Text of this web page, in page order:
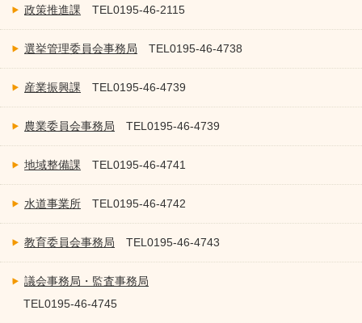
政策推進課 TEL0195-46-2115
選挙管理委員会事務局 TEL0195-46-4738
産業振興課 TEL0195-46-4739
農業委員会事務局 TEL0195-46-4739
地域整備課 TEL0195-46-4741
水道事業所 TEL0195-46-4742
教育委員会事務局 TEL0195-46-4743
議会事務局・監査事務局
TEL 0195-46-4745